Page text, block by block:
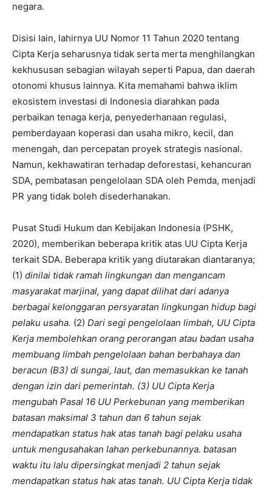
negara.
Disisi lain, lahirnya UU Nomor 11 Tahun 2020 tentang
Cipta Kerja seharusnya tidak serta merta menghilangkan
kekhususan sebagian wilayah seperti Papua, dan daerah
otonomi khusus lainnya. Kita memahami bahwa iklim
ekosistem investasi di Indonesia diarahkan pada
perbaikan tenaga kerja, penyederhanaan regulasi,
pemberdayaan koperasi dan usaha mikro, kecil, dan
menengah, dan percepatan proyek strategis nasional.
Namun, kekhawatiran terhadap deforestasi, kehancuran
SDA, pembatasan pengelolaan SDA oleh Pemda, menjadi
PR yang tidak boleh disederhanakan.
Pusat Studi Hukum dan Kebijakan Indonesia (PSHK,
2020), memberikan beberapa kritik atas UU Cipta Kerja
terkait SDA. Beberapa kritik yang diutarakan diantaranya;
(1) dinilai tidak ramah lingkungan dan mengancam
masyarakat marjinal, yang dapat dilihat dari adanya
berbagai kelonggaran persyaratan lingkungan hidup bagi
pelaku usaha. (2) Dari segi pengelolaan limbah, UU Cipta
Kerja membolehkan orang perorangan atau badan usaha
membuang limbah pengelolaan bahan berbahaya dan
beracun (B3) di sungai, laut, dan memasukkan ke tanah
dengan izin dari pemerintah. (3) UU Cipta Kerja
mengubah Pasal 16 UU Perkebunan yang mem­berikan
batasan maksimal 3 tahun dan 6 tahun sejak
mendapatkan status hak atas tanah bagi pelaku usaha
untuk mengusahakan lahan perkebunannya. batasan
waktu itu lalu dipersing­kat menjadi 2 tahun sejak
mendapatkan status hak atas tanah. UU Cipta Kerja tidak